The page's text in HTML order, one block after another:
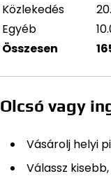
Közlekedés
Egyéb
Összesen
Olcsó vagy
Vásárolj helyi
Válassz